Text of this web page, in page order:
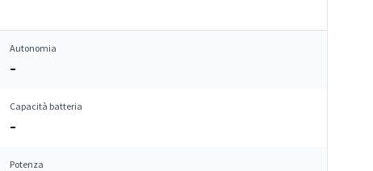
Autonomia
–
Capacità batteria
–
Potenza